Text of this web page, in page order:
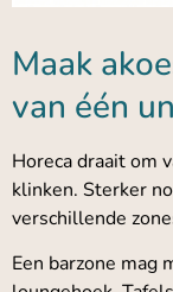
Maak
van één
Horeca draait om
klinken. Sterker
verschillende
Een barzone mag